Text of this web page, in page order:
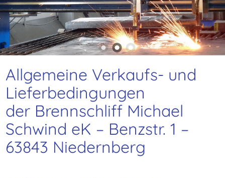
Allgemeine Verkaufs- und
Lieferbedingungen
der Brennschliff Michael
Schwind eK – Benzstr. 1 –
63843 Niedernberg